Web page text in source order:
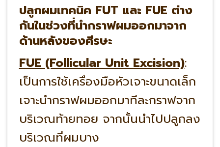
ปลูกผมเทคนิค FUT และ FUE ต่าง
กันในช่วงที่นำกราฟผมออกมาจาก
ด้านหลังของศีรษะ
FUE (Follicular Unit Excision):
เป็นการใช้เครื่องมือหัวเจาะขนาดเล็ก
เจาะนำกราฟผมออกมาทีละกราฟจาก
บริเวณท้ายทอย จากนั้นนำไปปลูกลง
บริเวณที่ผมบาง